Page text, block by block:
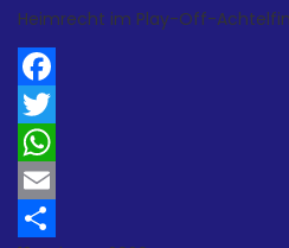
Heimrecht im Play-Off-
Facebook
Twitter
WhatsApp
Email